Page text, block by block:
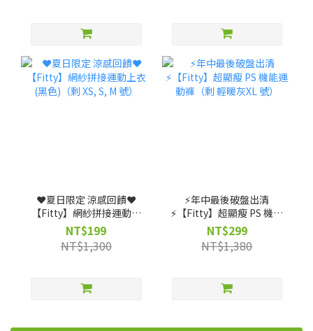
❤️夏日限定 涼感回饋❤️
【Fitty】網紗拼接運動上
衣(黑色)（剩 XS, S, M 號）
NT$199
NT$1,300
⚡️年中最後破盤出清
⚡️【Fitty】超顯瘦 PS 機能
運動褲（剩 輕暖灰XL 號）
NT$299
NT$1,380